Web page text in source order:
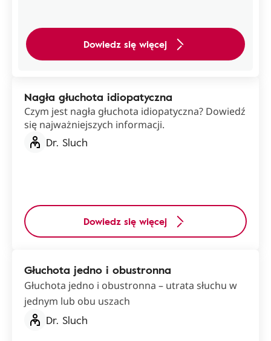
Dowiedz się więcej
Nagła głuchota idiopatyczna
Czym jest nagła głuchota idiopatyczna? Dowiedź
się najważniejszych informacji.
Dr. Sluch
Dowiedz się więcej
Głuchota jedno i obustronna
Głuchota jedno i obustronna – utrata słuchu w
jednym lub obu uszach
Dr. Sluch